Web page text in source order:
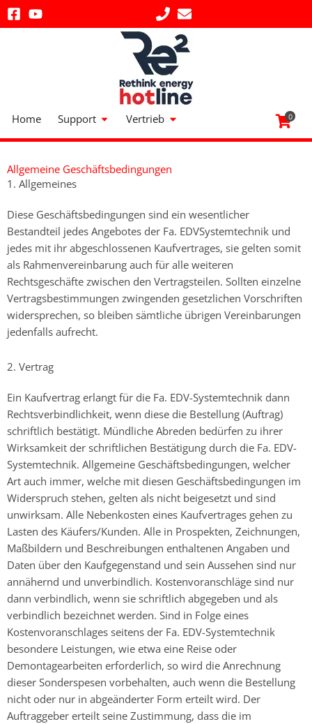
Zum
Inhalt
Home Support Öffne Support
Vertrieb Öffne Vertrieb 0
Allgemeine Geschäftsbedingungen
1. Allgemeines
Diese Geschäftsbedingungen sind ein wesentlicher
Bestandteil jedes Angebotes der Fa. EDVSystemtechnik und
jedes mit ihr abgeschlossenen Kaufvertrages, sie gelten somit
als Rahmenvereinbarung auch für alle weiteren
Rechtsgeschäfte zwischen den Vertragsteilen. Sollten einzelne
Vertragsbestimmungen zwingenden gesetzlichen Vorschriften
widersprechen, so bleiben sämtliche übrigen Vereinbarungen
jedenfalls aufrecht.
2. Vertrag
Ein Kaufvertrag erlangt für die Fa. EDV-Systemtechnik dann
Rechtsverbindlichkeit, wenn diese die Bestellung (Auftrag)
schriftlich bestätigt. Mündliche Abreden bedürfen zu ihrer
Wirksamkeit der schriftlichen Bestätigung durch die Fa. EDV-
Systemtechnik. Allgemeine Geschäftsbedingungen, welcher
Art auch immer, welche mit diesen Geschäftsbedingungen im
Widerspruch stehen, gelten als nicht beigesetzt und sind
unwirksam. Alle Nebenkosten eines Kaufvertrages gehen zu
Lasten des Käufers/Kunden. Alle in Prospekten, Zeichnungen,
Maßbildern und Beschreibungen enthaltenen Angaben und
Daten über den Kaufgegenstand und sein Aussehen sind nur
annähernd und unverbindlich. Kostenvoranschläge sind nur
dann verbindlich, wenn sie schriftlich abgegeben und als
verbindlich bezeichnet werden. Sind in Folge eines
Kostenvoranschlages seitens der Fa. EDV-Systemtechnik
besondere Leistungen, wie etwa eine Reise oder
Demontagearbeiten erforderlich, so wird die Anrechnung
dieser Sonderspesen vorbehalten, auch wenn die Bestellung
nicht oder nur in abgeänderter Form erteilt wird. Der
Auftraggeber erteilt seine Zustimmung, dass die im